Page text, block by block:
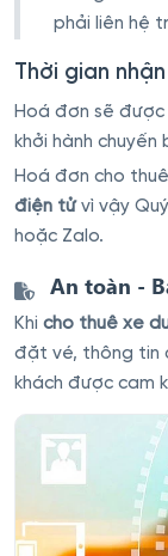
phải liên hệ
Thời gian
Hoá đơn sẽ
khởi hành chuyến
Hoá đơn cho
điện tửvì vậy
hoặc Zalo.
An toàn -
Khi cho thuê xe
đặt vé, thông tin
khách được cam